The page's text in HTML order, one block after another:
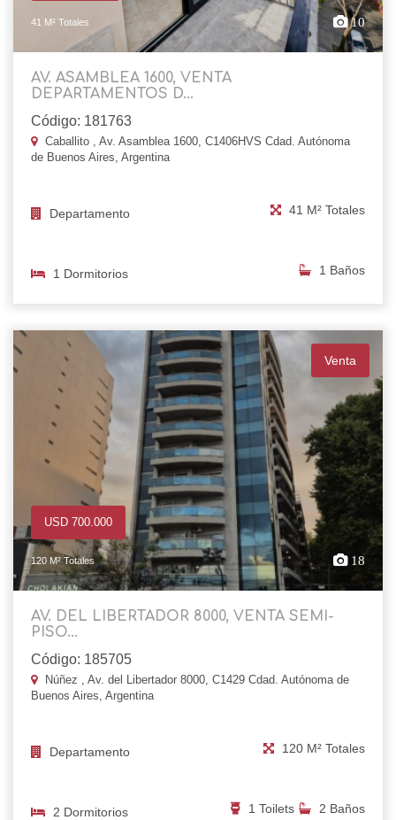
41 M² Totales 10
AV. ASAMBLEA 1600, VENTA
DEPARTAMENTOS D...
Código: 181763
Caballito , Av. Asamblea 1600, C1406HVS Cdad. Autónoma
de Buenos Aires, Argentina
Departamento 41 M² Totales
1 Dormitorios 1 Baños
Venta
USD 700.000
120 M² Totales 18
AV. DEL LIBERTADOR 8000, VENTA SEMI-
PISO...
Código: 185705
Núñez , Av. del Libertador 8000, C1429 Cdad. Autónoma de
Buenos Aires, Argentina
Departamento 120 M² Totales
2 Dormitorios 2 Baños
1 Toilets